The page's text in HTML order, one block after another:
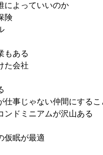
によっていいのか
険
もある
た会社
事じゃない仲間にするこ
ドミニアムが沢山ある
仮眠が最適